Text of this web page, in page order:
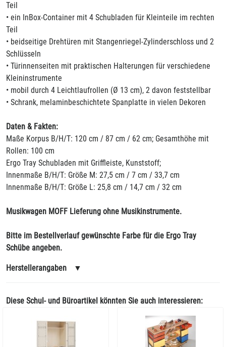
Teil
• ein InBox-Container mit 4 Schubladen für Kleinteile im rechten
Teil
• beidseitige Drehtüren mit Stangenriegel-Zylinderschloss und 2
Schlüsseln
• Türinnenseiten mit praktischen Halterungen für verschiedene
Kleininstrumente
• mobil durch 4 Leichtlaufrollen (Ø 13 cm), 2 davon feststellbar
• Schrank, melaminbeschichtete Spanplatte in vielen Dekoren
Daten & Fakten:
Maße Korpus B/H/T: 120 cm / 87 cm / 62 cm; Gesamthöhe mit
Rollen: 100 cm
Ergo Tray Schubladen mit Griffleiste, Kunststoff;
Innenmaße B/H/T: Größe M: 27,5 cm / 7 cm / 33,7 cm
Innenmaße B/H/T: Größe L: 25,8 cm / 14,7 cm / 32 cm
Musikwagen MOFF Lieferung ohne Musikinstrumente.
Bitte im Bestellverlauf gewünschte Farbe für die Ergo Tray
Schübe angeben.
Herstellerangaben ▼
Diese Schul- und Büroartikel könnten Sie auch interessieren: